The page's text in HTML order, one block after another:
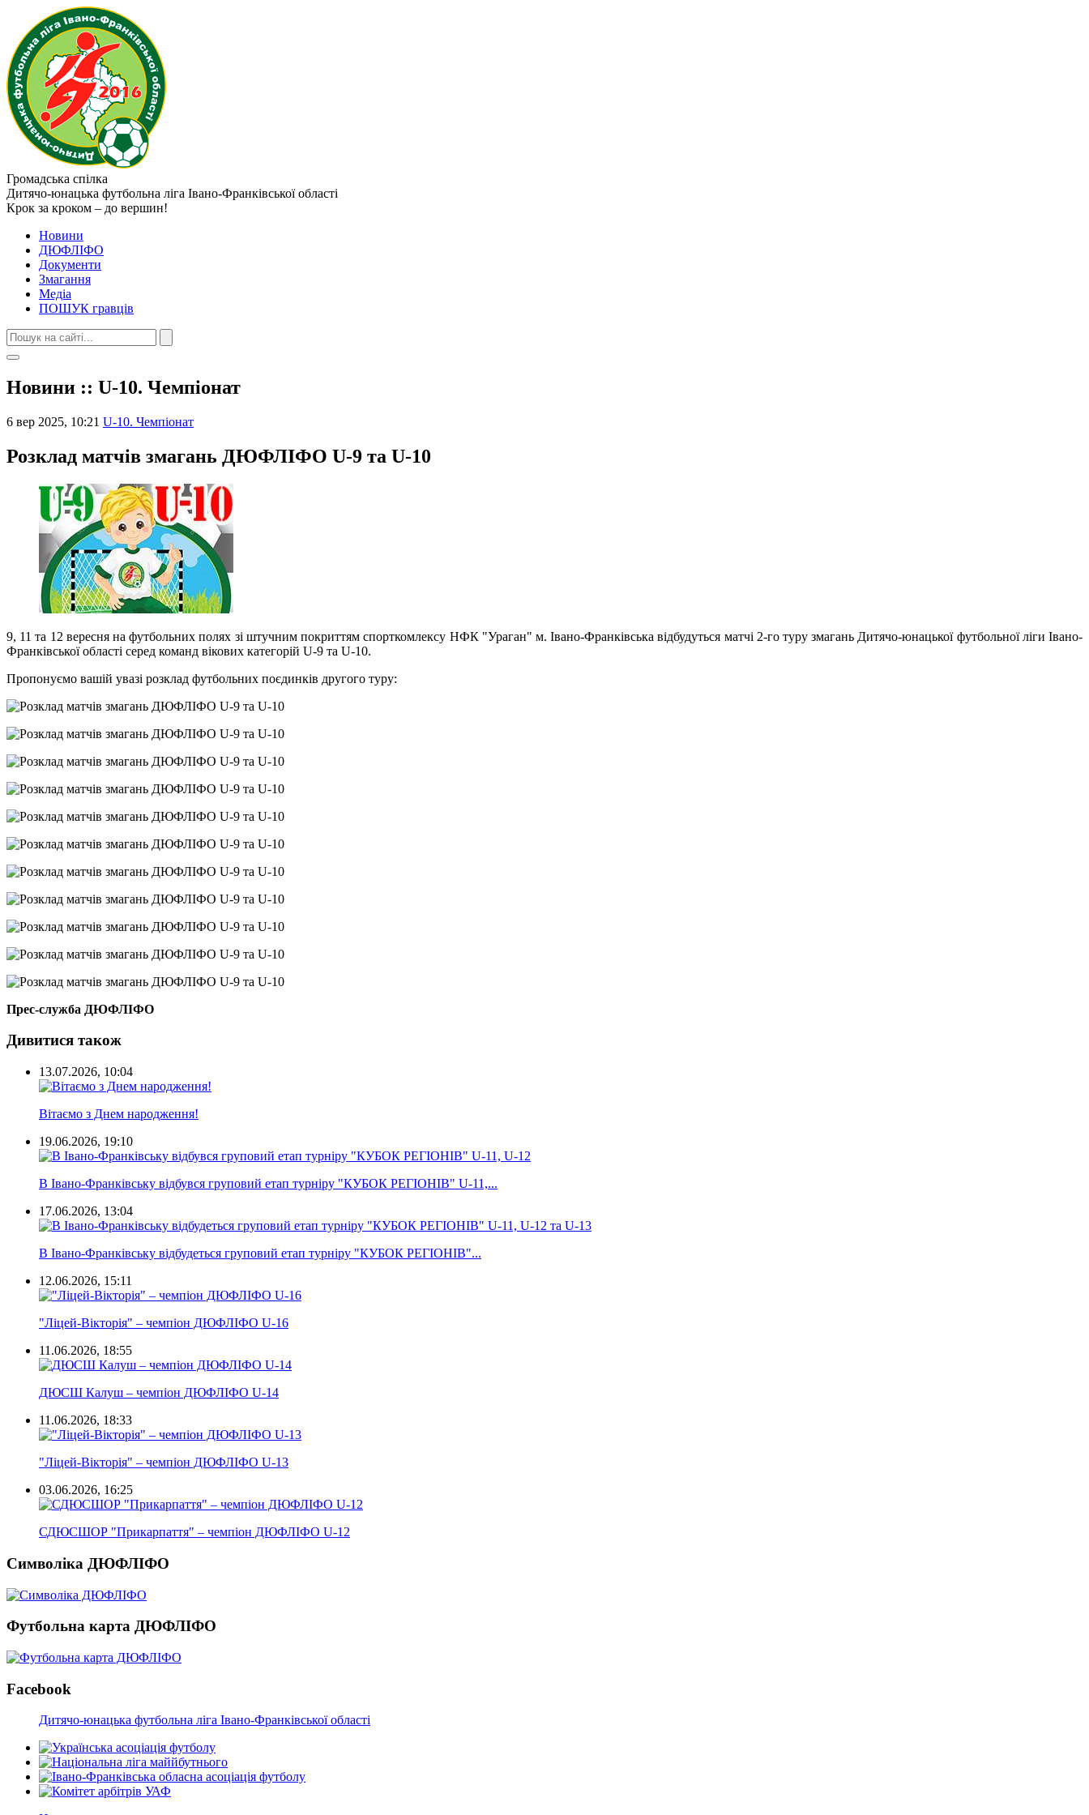
Громадська спілка
Дитячо-юнацька футбольна ліга Івано-Франківської області
Крок за кроком – до вершин!
Новини
ДЮФЛІФО
Документи
Змагання
Медіа
ПОШУК гравців
Новини :: U-10. Чемпіонат
6 вер 2025, 10:21 U-10. Чемпіонат
Розклад матчів змагань ДЮФЛІФО U-9 та U-10
9, 11 та 12 вересня на футбольних полях зі штучним покриттям спорткомлексу НФК "Ураган" м. Івано-Франківська відбудуться матчі 2-го туру змагань Дитячо-юнацької футбольної ліги Івано-
Франківської області серед команд вікових категорій U-9 та U-10.
Пропонуємо вашій увазі розклад футбольних поєдинків другого туру:
Прес-служба ДЮФЛІФО
Дивитися також
13.07.2026, 10:04
Вітаємо з Днем народження!
19.06.2026, 19:10
В Івано-Франківську відбувся груповий етап турніру "КУБОК РЕГІОНІВ" U-11,...
17.06.2026, 13:04
В Івано-Франківську відбудеться груповий етап турніру "КУБОК РЕГІОНІВ"...
12.06.2026, 15:11
"Ліцей-Вікторія" – чемпіон ДЮФЛІФО U-16
11.06.2026, 18:55
ДЮСШ Калуш – чемпіон ДЮФЛІФО U-14
11.06.2026, 18:33
"Ліцей-Вікторія" – чемпіон ДЮФЛІФО U-13
03.06.2026, 16:25
СДЮСШОР "Прикарпаття" – чемпіон ДЮФЛІФО U-12
Символіка ДЮФЛІФО
Футбольна карта ДЮФЛІФО
Facebook
Дитячо-юнацька футбольна ліга Івано-Франківської області